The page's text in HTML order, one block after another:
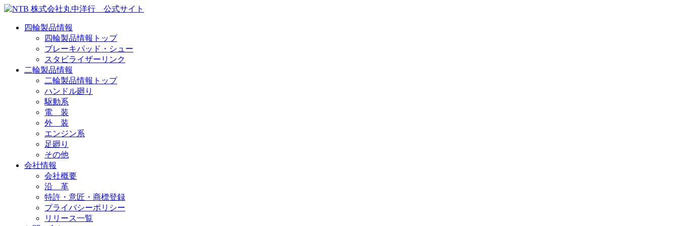
四輪製品情報
四輪製品情報トップ
ブレーキパッド・シュー
スタビライザーリンク
二輪製品情報
二輪製品情報トップ
ハンドル廻り
駆動系
電 装
外 装
エンジン系
足廻り
その他
会社情報
会社概要
沿 革
特許・意匠・商標登録
プライバシーポリシー
リリース一覧